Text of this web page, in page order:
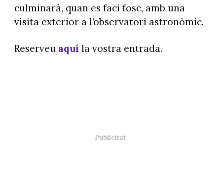
culminarà, quan es faci fosc, amb una
visita exterior a l’observatori astronòmic.
Reserveu aquí la vostra entrada.